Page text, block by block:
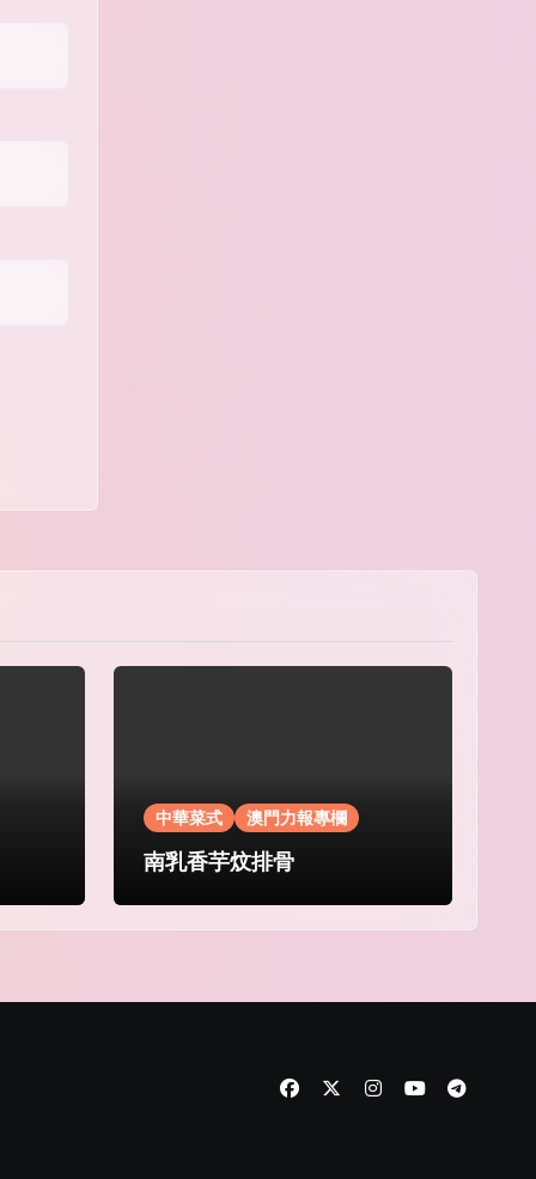
中華菜式 澳門力報專欄
南乳香芋炆排骨